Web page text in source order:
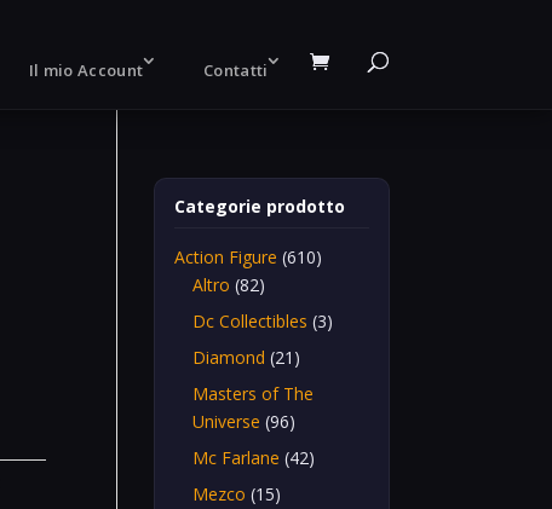
Il mio Account Contatti
Categorie prodotto
Action Figure (610)
Altro (82)
Dc Collectibles (3)
Diamond (21)
Masters of The
Universe (96)
Mc Farlane (42)
Mezco (15)